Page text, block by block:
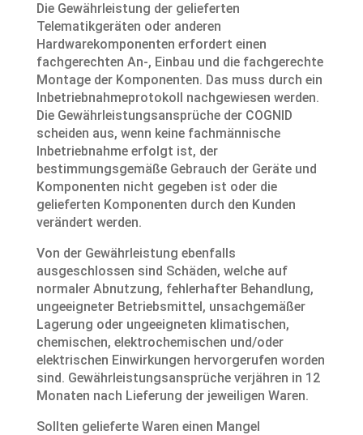
Die Gewährleistung der gelieferten
Telematikgeräten oder anderen
Hardwarekomponenten erfordert einen
fachgerechten An-, Einbau und die fachgerechte
Montage der Komponenten. Das muss durch ein
lnbetriebnahmeprotokoll nachgewiesen werden.
Die Gewährleistungsansprüche der COGNID
scheiden aus, wenn keine fachmännische
Inbetriebnahme erfolgt ist, der
bestimmungsgemäße Gebrauch der Geräte und
Komponenten nicht gegeben ist oder die
gelieferten Komponenten durch den Kunden
verändert werden.
Von der Gewährleistung ebenfalls
ausgeschlossen sind Schäden, welche auf
normaler Abnutzung, fehlerhafter Behandlung,
ungeeigneter Betriebsmittel, unsachgemäßer
Lagerung oder ungeeigneten klimatischen,
chemischen, elektrochemischen und/oder
elektrischen Einwirkungen hervorgerufen worden
sind. Gewährleistungsansprüche verjähren in 12
Monaten nach Lieferung der jeweiligen Waren.
Sollten gelieferte Waren einen Mangel